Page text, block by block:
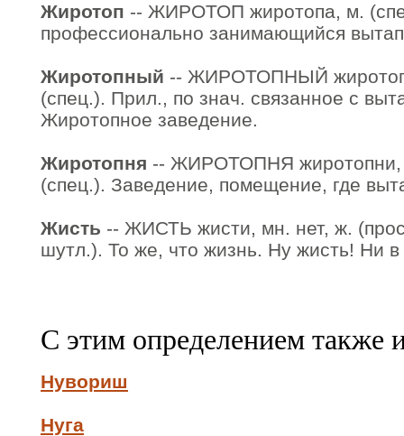
Жиротоп -- ЖИРОТОП жиротопа, м.
профессионально занимающийся
Жиротопный -- ЖИРОТОПНЫЙ
(спец.). Прил., по знач. связанное с
Жиротопное заведение.
Жиротопня -- ЖИРОТОПНЯ жиротопни,
(спец.). Заведение, помещение, где
Жисть -- ЖИСТЬ жисти, мн. нет, ж.
шутл.). То же, что жизнь. Ну жисть! Ни в
С этим определением также
Нувориш
Нуга